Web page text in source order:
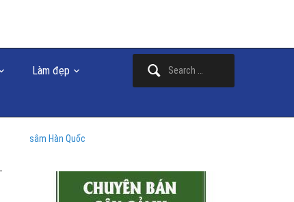
Làm đẹp
sâm Hàn Quốc